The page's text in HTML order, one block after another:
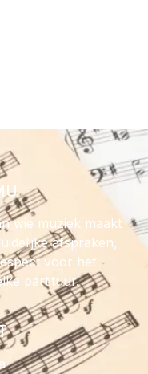
wie muziek maakt
afspraken,
voor het
partituur.